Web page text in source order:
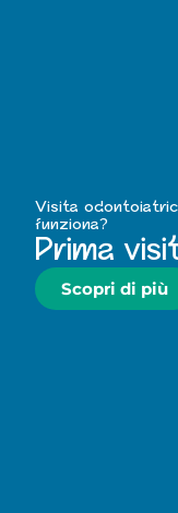
Visita
funziona?
Prima
Scopri di più